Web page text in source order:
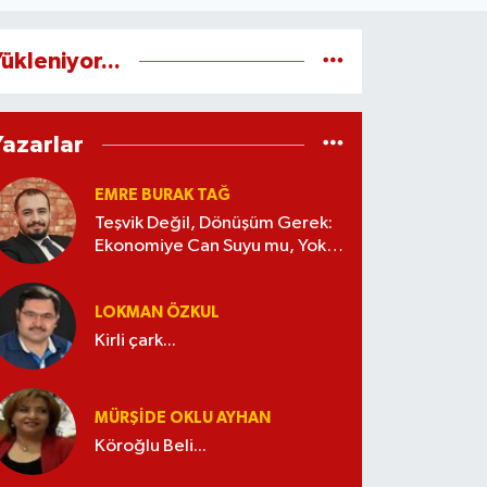
EMRE BURAK TAĞ
Teşvik Değil, Dönüşüm Gerek:
Ekonomiye Can Suyu mu, Yoksa
LOKMAN ÖZKUL
Kirli çark...
MÜRŞIDE OKLU AYHAN
Köroğlu Beli...